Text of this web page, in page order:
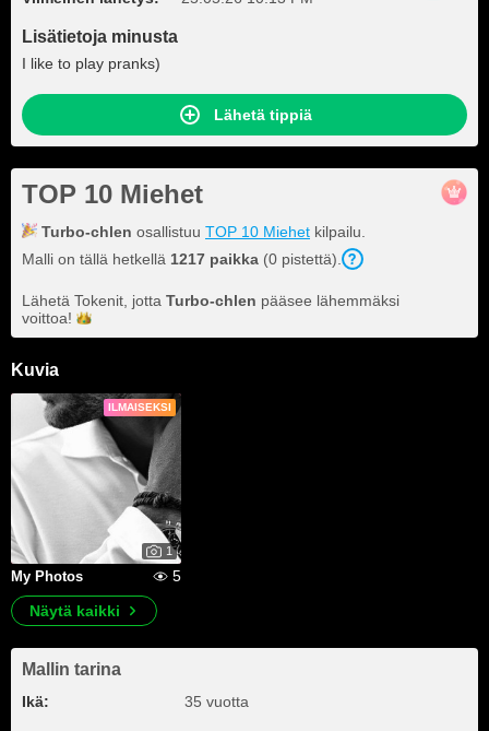
Lisätietoja minusta
I like to play pranks)
Lähetä tippiä
TOP 10 Miehet
Turbo-chlen osallistuu TOP 10 Miehet kilpailu.
Malli on tällä hetkellä 1217 paikka (0 pistettä).
Lähetä Tokenit, jotta Turbo-chlen pääsee lähemmäksi
voittoa!
Kuvia
ILMAISEKSI
1
My Photos
5
Näytä kaikki
Mallin tarina
Ikä: 35 vuotta